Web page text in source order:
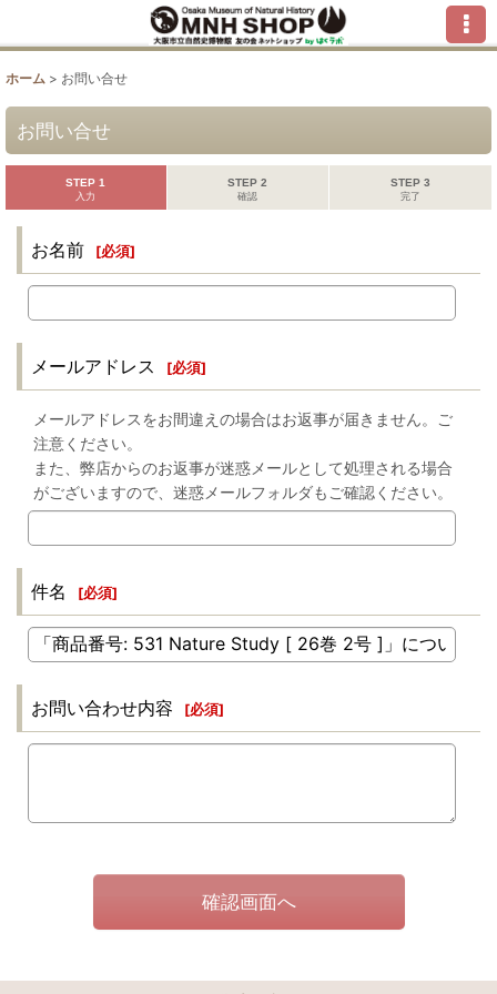
ホーム > お問い合せ
お問い合せ
STEP 1
入力
STEP 2
確認
STEP 3
完了
お名前 [必須]
メールアドレス [必須]
メールアドレスをお間違えの場合はお返事が届きません。ご
注意ください。
また、弊店からのお返事が迷惑メールとして処理される場合
がございますので、迷惑メールフォルダもご確認ください。
件名 [必須]
お問い合わせ内容 [必須]
確認画面へ